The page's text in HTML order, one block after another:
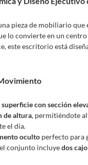
puedan ser devueltos,
que recibes el
a través de una
a medida.
como
que sean
suplementos alimenticios,
pieza de mobiliario
lo convierte en un
este escritorio está
superficie con sección
de altura, permitiéndote
el día.
oculto perfecto para
conjunto incluyedos